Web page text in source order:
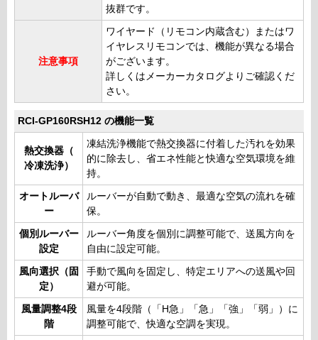
抜群です。
注意事項
ワイヤード（リモコン内蔵含む）またはワ
イヤレスリモコンでは、機能が異なる場合
がございます。
詳しくはメーカーカタログよりご確認くだ
さい。
RCI-GP160RSH12 の機能一覧
熱交換器（
冷凍洗浄）
凍結洗浄機能で熱交換器に付着した汚れを効果
的に除去し、省エネ性能と快適な空気環境を維
持。
オートルーバ
ー
ルーバーが自動で動き、最適な空気の流れを確
保。
個別ルーバー
設定
ルーバー角度を個別に調整可能で、送風方向を
自由に設定可能。
風向選択（固
定）
手動で風向を固定し、特定エリアへの送風や回
避が可能。
風量調整4段
階
風量を4段階（「H急」「急」「強」「弱」）に
調整可能で、快適な空調を実現。